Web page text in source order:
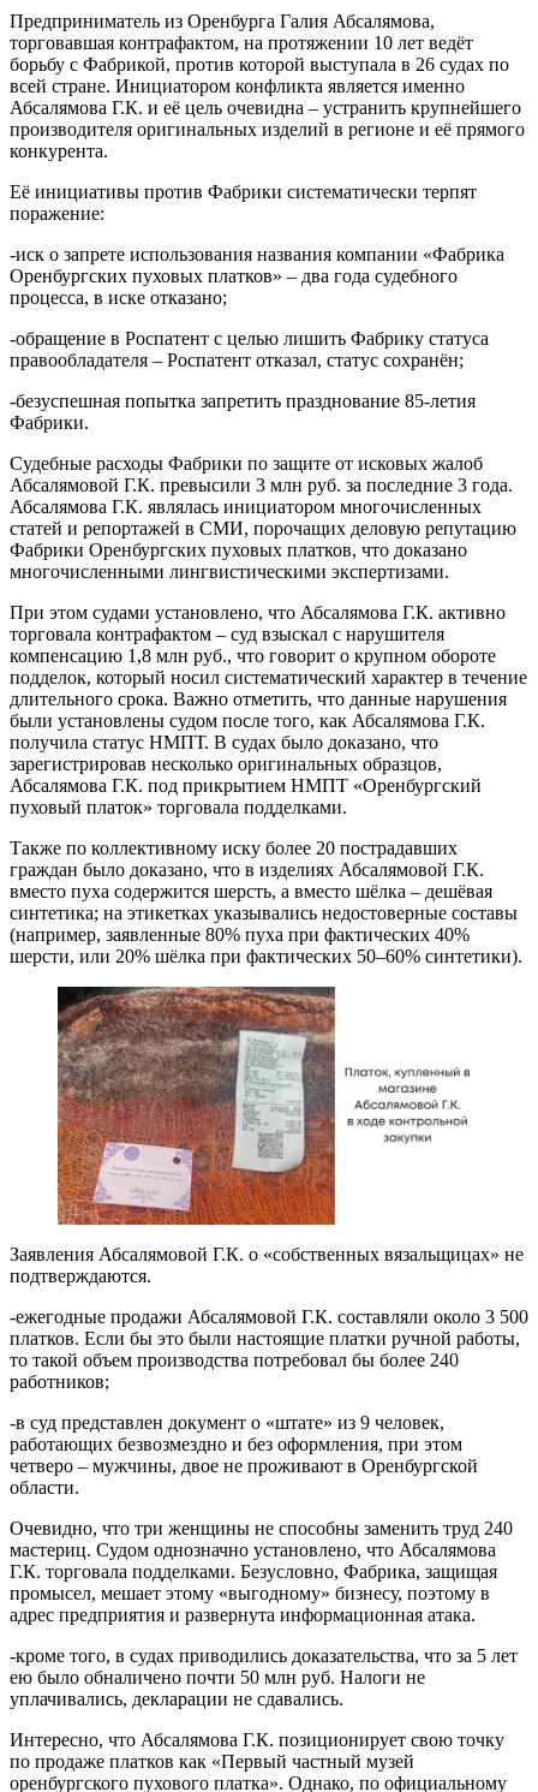
Предприниматель из Оренбурга Галия Абсалямова,
торговавшая контрафактом, на протяжении 10 лет ведёт
борьбу с Фабрикой, против которой выступала в 26 судах по
всей стране. Инициатором конфликта является именно
Абсалямова Г.К. и её цель очевидна – устранить крупнейшего
производителя оригинальных изделий в регионе и её прямого
конкурента.
Её инициативы против Фабрики систематически терпят
поражение:
-иск о запрете использования названия компании «Фабрика
Оренбургских пуховых платков» – два года судебного
процесса, в иске отказано;
-обращение в Роспатент с целью лишить Фабрику статуса
правообладателя – Роспатент отказал, статус сохранён;
-безуспешная попытка запретить празднование 85-летия
Фабрики.
Судебные расходы Фабрики по защите от исковых жалоб
Абсалямовой Г.К. превысили 3 млн руб. за последние 3 года.
Абсалямова Г.К. являлась инициатором многочисленных
статей и репортажей в СМИ, порочащих деловую репутацию
Фабрики Оренбургских пуховых платков, что доказано
многочисленными лингвистическими экспертизами.
При этом судами установлено, что Абсалямова Г.К. активно
торговала контрафактом – суд взыскал с нарушителя
компенсацию 1,8 млн руб., что говорит о крупном обороте
подделок, который носил систематический характер в течение
длительного срока. Важно отметить, что данные нарушения
были установлены судом после того, как Абсалямова Г.К.
получила статус НМПТ. В судах было доказано, что
зарегистрировав несколько оригинальных образцов,
Абсалямова Г.К. под прикрытием НМПТ «Оренбургский
пуховый платок» торговала подделками.
Также по коллективному иску более 20 пострадавших
граждан было доказано, что в изделиях Абсалямовой Г.К.
вместо пуха содержится шерсть, а вместо шёлка – дешёвая
синтетика; на этикетках указывались недостоверные составы
(например, заявленные 80% пуха при фактических 40%
шерсти, или 20% шёлка при фактических 50–60% синтетики).
Заявления Абсалямовой Г.К. о «собственных вязальщицах» не
подтверждаются.
-ежегодные продажи Абсалямовой Г.К. составляли около 3 500
платков. Если бы это были настоящие платки ручной работы,
то такой объем производства потребовал бы более 240
работников;
-в суд представлен документ о «штате» из 9 человек,
работающих безвозмездно и без оформления, при этом
четверо – мужчины, двое не проживают в Оренбургской
области.
Очевидно, что три женщины не способны заменить труд 240
мастериц. Судом однозначно установлено, что Абсалямова
Г.К. торговала подделками. Безусловно, Фабрика, защищая
промысел, мешает этому «выгодному» бизнесу, поэтому в
адрес предприятия и развернута информационная атака.
-кроме того, в судах приводились доказательства, что за 5 лет
ею было обналичено почти 50 млн руб. Налоги не
уплачивались, декларации не сдавались.
Интересно, что Абсалямова Г.К. позиционирует свою точку
по продаже платков как «Первый частный музей
оренбургского пухового платка». Однако, по официальному